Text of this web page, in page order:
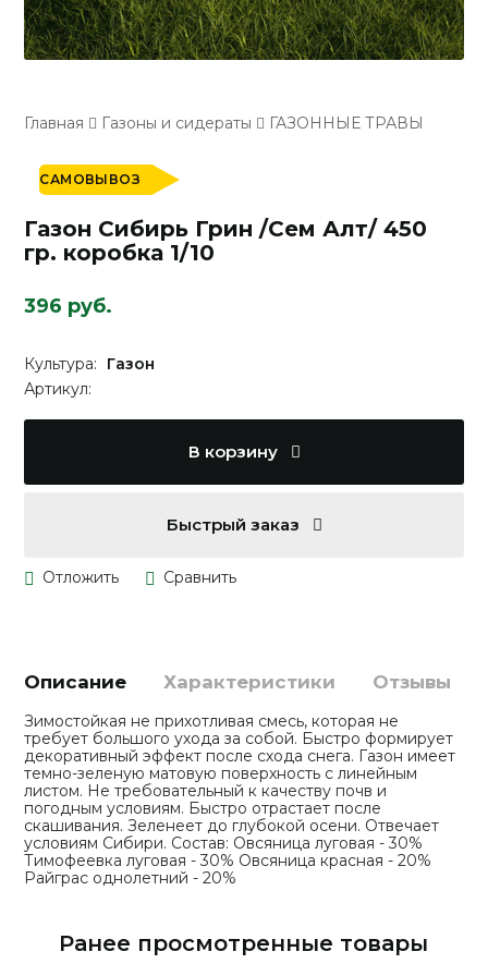
Главная Газоны и сидераты ГАЗОННЫЕ ТРАВЫ
САМОВЫВОЗ
Газон Сибирь Грин /Сем Алт/ 450
гр. коробка 1/10
396 руб.
Культура:
Газон
Артикул:
В корзину
Быстрый заказ
Описание Характеристики Отзывы
Зимостойкая не прихотливая смесь, которая не
требует большого ухода за собой. Быстро формирует
декоративный эффект после схода снега. Газон имеет
темно-зеленую матовую поверхность с линейным
листом. Не требовательный к качеству почв и
погодным условиям. Быстро отрастает после
скашивания. Зеленеет до глубокой осени. Отвечает
условиям Сибири. Состав: Овсяница луговая - 30%
Тимофеевка луговая - 30% Овсяница красная - 20%
Райграс однолетний - 20%
Ранее просмотренные товары